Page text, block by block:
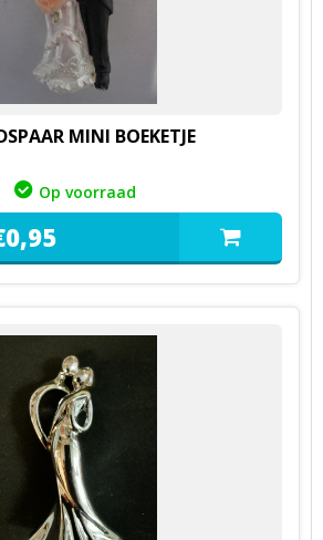
MINI BOEKETJE
Op voorraad
0,95